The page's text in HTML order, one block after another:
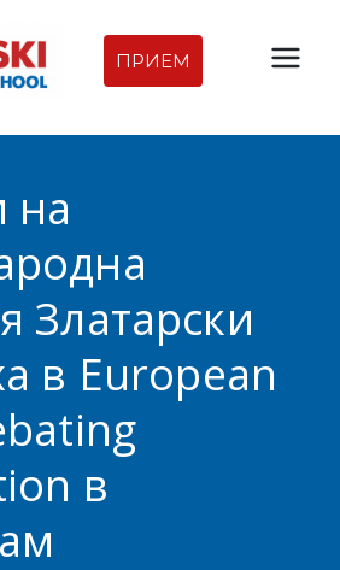
Междуна
родна
гимназия
Златарск
и |
Междуна
родно
ПРИЕМ
на
Златарски
в European
в